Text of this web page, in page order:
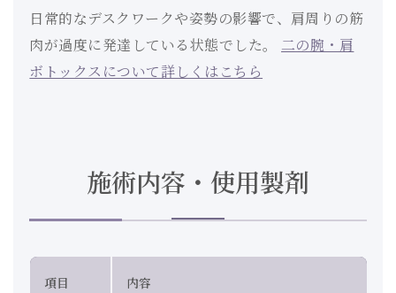
日常的なデスクワークや姿勢の影響で、肩周りの筋
肉が過度に発達している状態でした。 二の腕・肩
ボトックスについて詳しくはこちら
施術内容・使用製剤
項目 内容